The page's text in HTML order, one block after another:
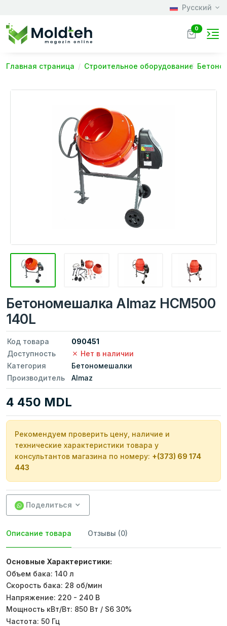
Русский
0
Главная страница Строительное оборудование
Бетономешалка Almaz HCM500
140L
Код товара
090451
Доступность
Нет в наличии
Категория
Бетономешалки
Производитель
Almaz
4 450 MDL
Рекомендуем проверить цену, наличие и
технические характеристики товара у
консультантов магазина по номеру: +(373) 69 174
443
Поделиться
Описание товара Отзывы (0)
Основные Характеристики:
Объем бака: 140 л
Скорость бака: 28 об/мин
Напряжение: 220 - 240 В
Мощность кВт/Вт: 850 Вт / S6 30%
Частота: 50 Гц